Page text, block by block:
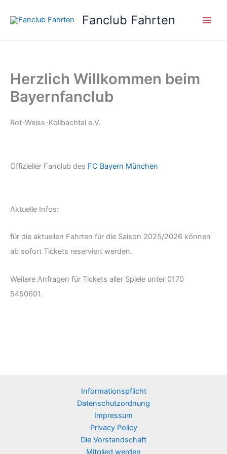
Inhalt
Fanclub Fahrten
Herzlich Willkommen beim
Bayernfanclub
Rot-Weiss-Kollbachtal e.V.
Offizieller Fanclub des FC Bayern München
Aktuelle Infos:
für die aktuellen Fahrten für die Saison 2025/2026 können
ab sofort Tickets reserviert werden.
Weitere Anfragen für Tickets aller Spiele unter 0170
5450601.
Informationspflicht
Datenschutzordnung
Impressum
Privacy Policy
Die Vorstandschaft
Mitglied werden